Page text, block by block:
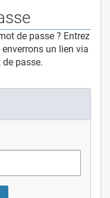
de passe ? Entrez
un lien via
passe.